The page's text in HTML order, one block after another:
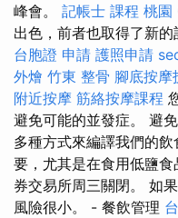
峰會。 記帳士 課程 桃園
出色，前者也取得了新的
台胞證 申請 護照申請
外燴 竹東 整骨 腳底按摩
附近按摩 筋絡按摩課程
避免可能的並發症。 避
多種方式來編譯我們的
要，尤其是在食用低鹽
券交易所周三關閉。 如
風險很小。 - 餐飲管理